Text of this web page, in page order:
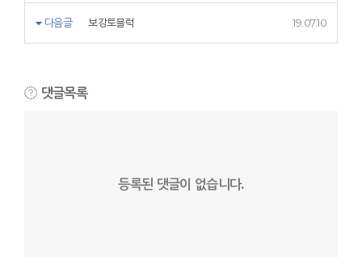
다음글 보강토블럭 19.07.10
댓글목록
등록된 댓글이 없습니다.